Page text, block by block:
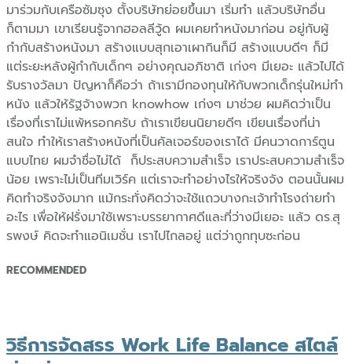
มาร่วมกับเครือซัมซุง ตั้งบริษัทย่อยขึ้นมา เริ่มทำ แล้วบริษัทอื่น
ก็ตามมา เขาเรียนรู้จากฮอลลีวู้ด ผมเคยทำหนังมาก่อน อยู่กับผู้
กำกับสร้างหนังมา สร้างแบบสุกเอาเผากินก็มี สร้างแบบดีๆ ก็มี
แต่ระยะหลังผู้กำกับเด็กๆ อย่างคุณอภิชาติ เก่งๆ มีเยอะ แล้วไปได้
รับรางวัลมา ปัญหาก็คือว่า ถ้าเรามีกองทุนให้กับพวกเด็กรุ่นใหม่ทำ
หนัง แล้วให้รัฐจ้างพวก knowhow เก่งๆ มาช่วย ผมคิดว่าเป็น
เรื่องที่เราไม่แพ้หรอกครับ ถ้าเราเขียนนิยายดีๆ เขียนเรื่องที่น่า
สนใจ ทำให้เราสร้างหนังที่เป็นคัลเจอร์ของเราได้ มีคนวาดการ์ตูน
แบบไทย ผมจำชื่อไม่ได้ ก็ประสบความสำเร็จ เราประสบความสำเร็จ
น้อย เพราะไม่เป็นทีมเวิร์ค แต่เราจะทำอย่างไรให้จริงจัง ตอนนั้นผม
คิดทำจริงจังมาก แม้กระทั่งคิดว่าจะใช้แถวบางกะเจ้าทำโรงถ่ายทำ
อะไร เพื่อให้ฝรั่งมาใช้เพราะบรรยากาศดีและที่ว่างมีเยอะ แล้ว ดร.สุ
รพงษ์ คิดจะทำแอนิเมชั่น เราไปไกลอยู่ แต่ว่าถูกทุบซะก่อน
RECOMMENDED
วิธีการจัดสรร Work Life Balance สไตล์